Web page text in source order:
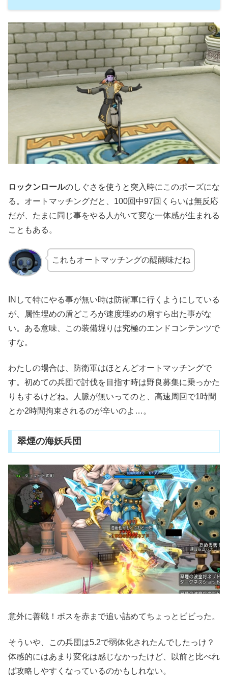
ロックンロールのしぐさを使うと突入時にこのポーズにな
る。オートマッチングだと、100回中97回くらいは無反応
だが、たまに同じ事をやる人がいて変な一体感が生まれる
こともある。
これもオートマッチングの醍醐味だね
INして特にやる事が無い時は防衛軍に行くようにしている
が、属性埋めの盾どころが速度埋めの扇すら出た事がな
い。ある意味、この装備堀りは究極のエンドコンテンツで
すな。
わたしの場合は、防衛軍はほとんどオートマッチングで
す。初めての兵団で討伐を目指す時は野良募集に乗っかた
りもするけどね。人脈が無いってのと、高速周回で1時間
とか2時間拘束されるのが辛いのよ…。
翠煙の海妖兵団
意外に善戦！ボスを赤まで追い詰めてちょっとビビった。
そういや、この兵団は5.2で弱体化されたんでしたっけ？
体感的にはあまり変化は感じなかったけど、以前と比べれ
ば攻略しやすくなっているのかもしれない。